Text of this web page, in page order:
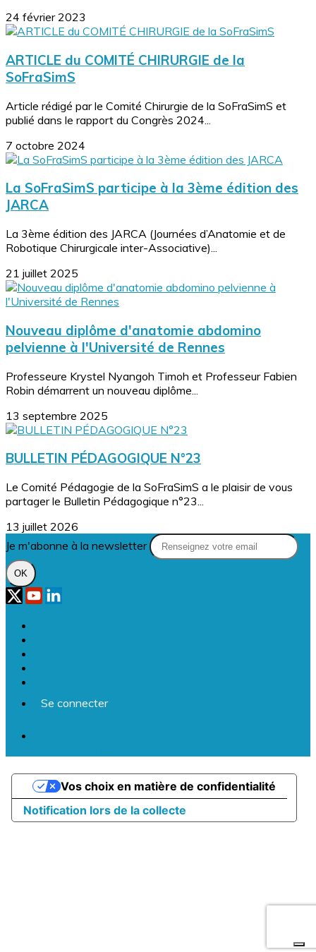
24 février 2023
ARTICLE du COMITÉ CHIRURGIE de la
SoFraSimS
Article rédigé par le Comité Chirurgie de la SoFraSimS et
publié dans le rapport du Congrès 2024...
7 octobre 2024
La SoFraSimS participe à la 3ème édition des
JARCA
La 3ème édition des JARCA (Journées d’Anatomie et de
Robotique Chirurgicale inter-Associative)...
21 juillet 2025
Nouveau diplôme d'anatomie abdomino
pelvienne à l'Université de Rennes
Professeure Krystel Nyangoh Timoh et Professeur Fabien
Robin démarrent un nouveau diplôme...
13 septembre 2025
BULLETIN PÉDAGOGIQUE N°23
Le Comité Pédagogie de la SoFraSimS a le plaisir de vous
partager le Bulletin Pédagogique n°23...
13 juillet 2026
Je m'abonne à la newsletter
OK
Se connecter
Notification lors de la collecte
Vos choix en matière de confidentialité